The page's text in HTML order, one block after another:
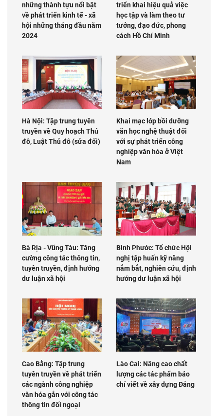
những thành tựu nổi bật
về phát triển kinh tế - xã
hội những tháng đầu năm
2024
triển khai hiệu quả việc
học tập và làm theo tư
tưởng, đạo đức, phong
cách Hồ Chí Minh
Hà Nội: Tập trung tuyên
truyền về Quy hoạch Thủ
đô, Luật Thủ đô (sửa đổi)
Khai mạc lớp bồi dưỡng
văn học nghệ thuật đối
với sự phát triển công
nghiệp văn hóa ở Việt
Nam
Bà Rịa - Vũng Tàu: Tăng
cường công tác thông tin,
tuyên truyền, định hướng
dư luận xã hội
Bình Phước: Tổ chức Hội
nghị tập huấn kỹ năng
nắm bắt, nghiên cứu, định
hướng dư luận xã hội
Cao Bằng: Tập trung
tuyên truyền về phát triển
các ngành công nghiệp
văn hóa gắn với công tác
thông tin đối ngoại
Lào Cai: Nâng cao chất
lượng các tác phẩm báo
chí viết về xây dựng Đảng